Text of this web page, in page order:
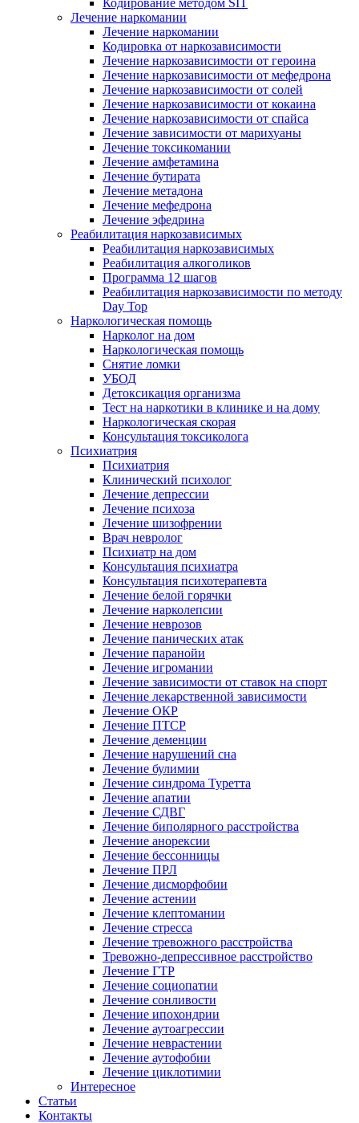
Кодирование методом SIT
Лечение наркомании
Лечение наркомании
Кодировка от наркозависимости
Лечение наркозависимости от героина
Лечение наркозависимости от мефедрона
Лечение наркозависимости от солей
Лечение наркозависимости от кокаина
Лечение наркозависимости от спайса
Лечение зависимости от марихуаны
Лечение токсикомании
Лечение амфетамина
Лечение бутирата
Лечение метадона
Лечение мефедрона
Лечение эфедрина
Реабилитация наркозависимых
Реабилитация наркозависимых
Реабилитация алкоголиков
Программа 12 шагов
Реабилитация наркозависимости по методу
Day Top
Наркологическая помощь
Нарколог на дом
Наркологическая помощь
Снятие ломки
УБОД
Детоксикация организма
Тест на наркотики в клинике и на дому
Наркологическая скорая
Консультация токсиколога
Психиатрия
Психиатрия
Клинический психолог
Лечение депрессии
Лечение психоза
Лечение шизофрении
Врач невролог
Психиатр на дом
Консультация психиатра
Консультация психотерапевта
Лечение белой горячки
Лечение нарколепсии
Лечение неврозов
Лечение панических атак
Лечение паранойи
Лечение игромании
Лечение зависимости от ставок на спорт
Лечение лекарственной зависимости
Лечение ОКР
Лечение ПТСР
Лечение деменции
Лечение нарушений сна
Лечение булимии
Лечение синдрома Туретта
Лечение апатии
Лечение СДВГ
Лечение биполярного расстройства
Лечение анорексии
Лечение бессонницы
Лечение ПРЛ
Лечение дисморфобии
Лечение астении
Лечение клептомании
Лечение стресса
Лечение тревожного расстройства
Тревожно-депрессивное расстройство
Лечение ГТР
Лечение социопатии
Лечение сонливости
Лечение ипохондрии
Лечение аутоагрессии
Лечение неврастении
Лечение аутофобии
Лечение циклотимии
Интересное
Статьи
Контакты